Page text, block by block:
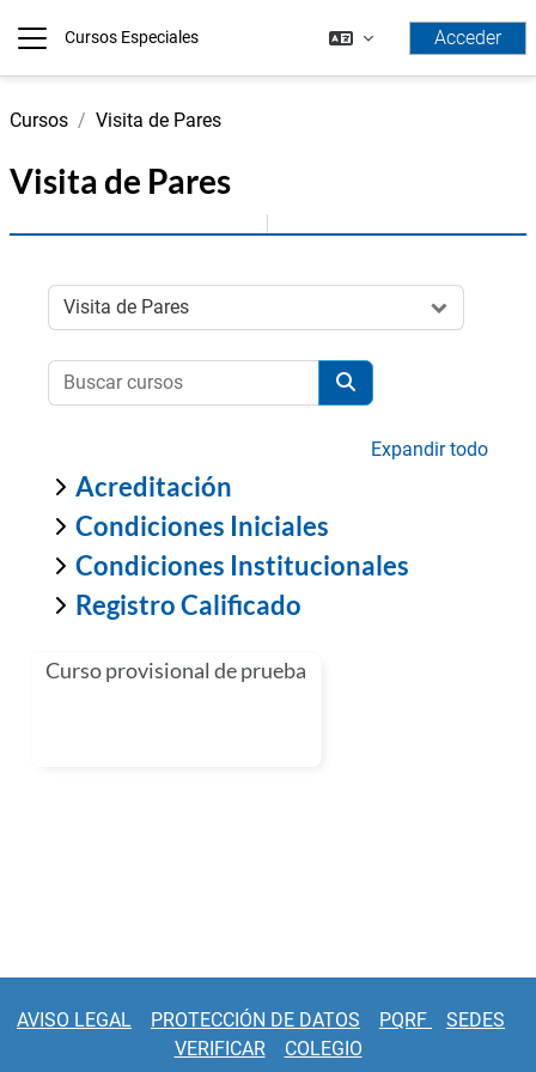
Cursos Especiales Acceder
Cursos Visita de Pares
Visita de Pares
Categorías
Buscar cursos
Buscar cursos
Expandir todo
Acreditación
Condiciones Iniciales
Condiciones Institucionales
Registro Calificado
Curso provisional de prueba
AVISO LEGAL PROTECCIÓN DE DATOS PQRF
SEDES
VERIFICAR
COLEGIO